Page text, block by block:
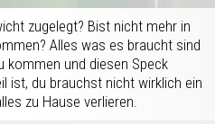
zugelegt? Bist nicht mehr in
Alles was es braucht sind
kommen und diesen Speck
ist, du brauchst nicht wirklich ein
zu Hause verlieren.